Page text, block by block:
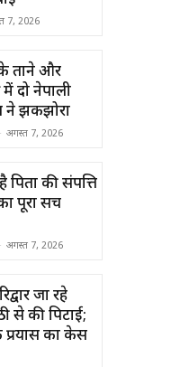
7, 2026
ताने और
दो नेपाली
ने झकझोरा
- अगस्त 7, 2026
पिता की संपत्ति
पूरा सच
- अगस्त 7, 2026
जा रहे
से की पिटाई;
प्रयास का केस